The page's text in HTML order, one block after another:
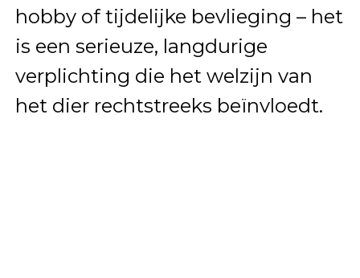
hobby of tijdelijke bevlieging – het
is een serieuze, langdurige
verplichting die het welzijn van
het dier rechtstreeks beïnvloedt.